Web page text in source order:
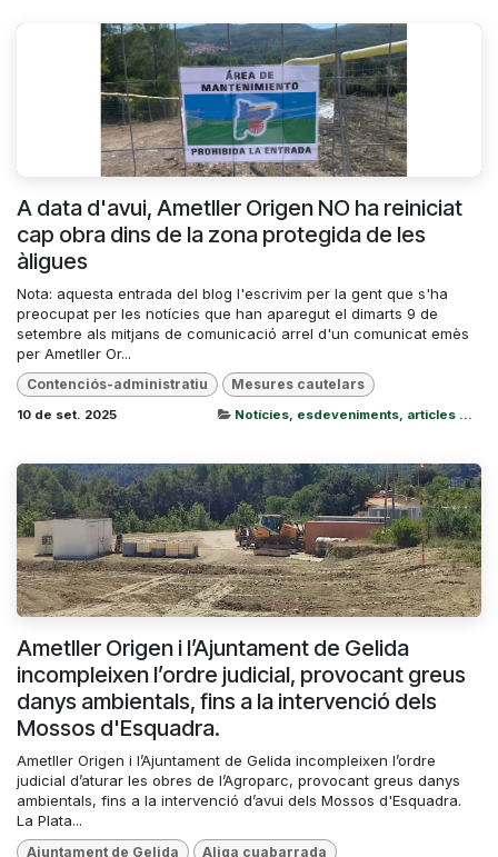
A data d'avui, Ametller Origen NO ha reiniciat
cap obra dins de la zona protegida de les
àligues
Nota: aquesta entrada del blog l'escrivim per la gent que s'ha
preocupat per les notícies que han aparegut el dimarts 9 de
setembre als mitjans de comunicació arrel d'un comunicat emès
per Ametller Or...
Contenciós-administratiu Mesures cautelars
10 de set. 2025 Notícies, esdeveniments, articles ...
Ametller Origen i l’Ajuntament de Gelida
incompleixen l’ordre judicial, provocant greus
danys ambientals, fins a la intervenció dels
Mossos d'Esquadra.
Ametller Origen i l’Ajuntament de Gelida incompleixen l’ordre
judicial d’aturar les obres de l’Agroparc, provocant greus danys
ambientals, fins a la intervenció d’avui dels Mossos d'Esquadra.
La Plata...
Ajuntament de Gelida Aliga cuabarrada